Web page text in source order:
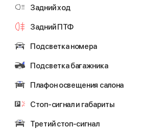
Задний ход
Задний ПТФ
Подсветка номера
Подсветка багажника
Плафон освещения салона
Стоп-сигнал и габариты
Третий стоп-сигнал